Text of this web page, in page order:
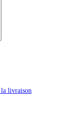
la livraison